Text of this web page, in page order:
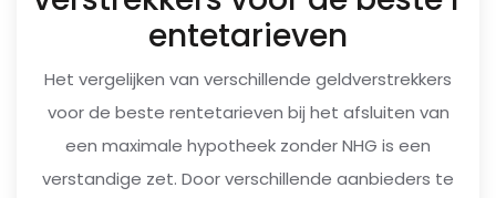
entetarieven
Het vergelijken van verschillende geldverstrekkers
voor de beste rentetarieven bij het afsluiten van
een maximale hypotheek zonder NHG is een
verstandige zet. Door verschillende aanbieders te